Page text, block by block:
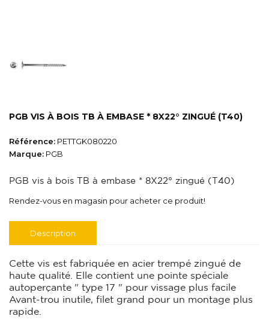
PGB VIS À BOIS TB À EMBASE * 8X22° ZINGUÉ (T40)
Référence: PETTGK080220
Marque: PGB
PGB vis à bois TB à embase * 8X22° zingué (T40)
Rendez-vous en magasin pour acheter ce produit!
Description
Cette vis est fabriquée en acier trempé zingué de
haute qualité. Elle contient une pointe spéciale
autoperçante " type 17 " pour vissage plus facile
Avant-trou inutile, filet grand pour un montage plus
rapide.